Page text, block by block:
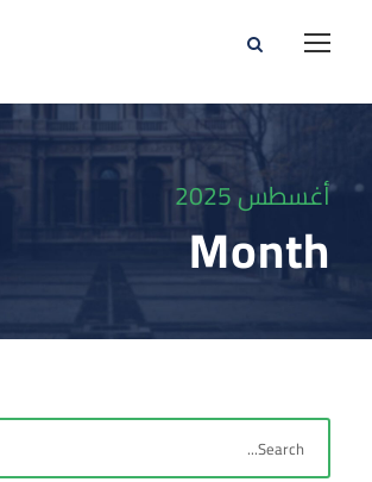
أغسطس 2025
Month